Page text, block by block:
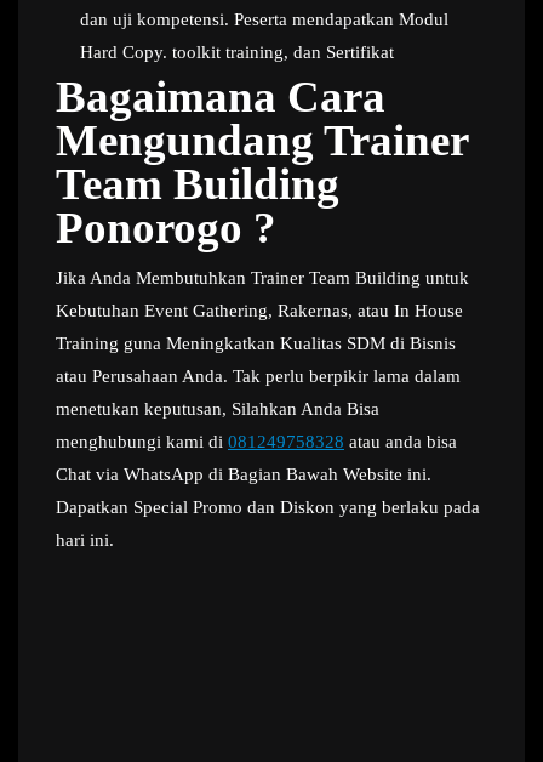
dan uji kompetensi. Peserta mendapatkan Modul
Hard Copy. toolkit training, dan Sertifikat
Bagaimana Cara
Mengundang Trainer
Team Building
Ponorogo ?
Jika Anda Membutuhkan Trainer Team Building untuk
Kebutuhan Event Gathering, Rakernas, atau In House
Training guna Meningkatkan Kualitas SDM di Bisnis
atau Perusahaan Anda. Tak perlu berpikir lama dalam
menetukan keputusan, Silahkan Anda Bisa
menghubungi kami di 081249758328 atau anda bisa
Chat via WhatsApp di Bagian Bawah Website ini.
Dapatkan Special Promo dan Diskon yang berlaku pada
hari ini.